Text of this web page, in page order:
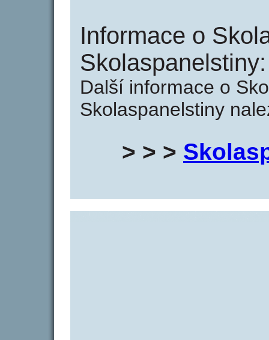
Informace o
Skolaspanelstiny:
Další informace o
Skolaspanelstiny
> > >